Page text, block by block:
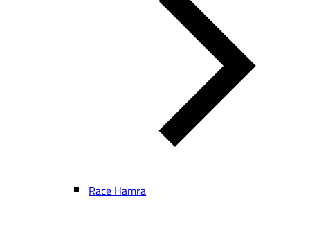
Race Hamra